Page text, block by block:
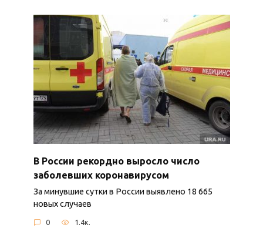
В России рекордно выросло число
заболевших коронавирусом
За минувшие сутки в России выявлено 18 665
новых случаев
0 1.4к.